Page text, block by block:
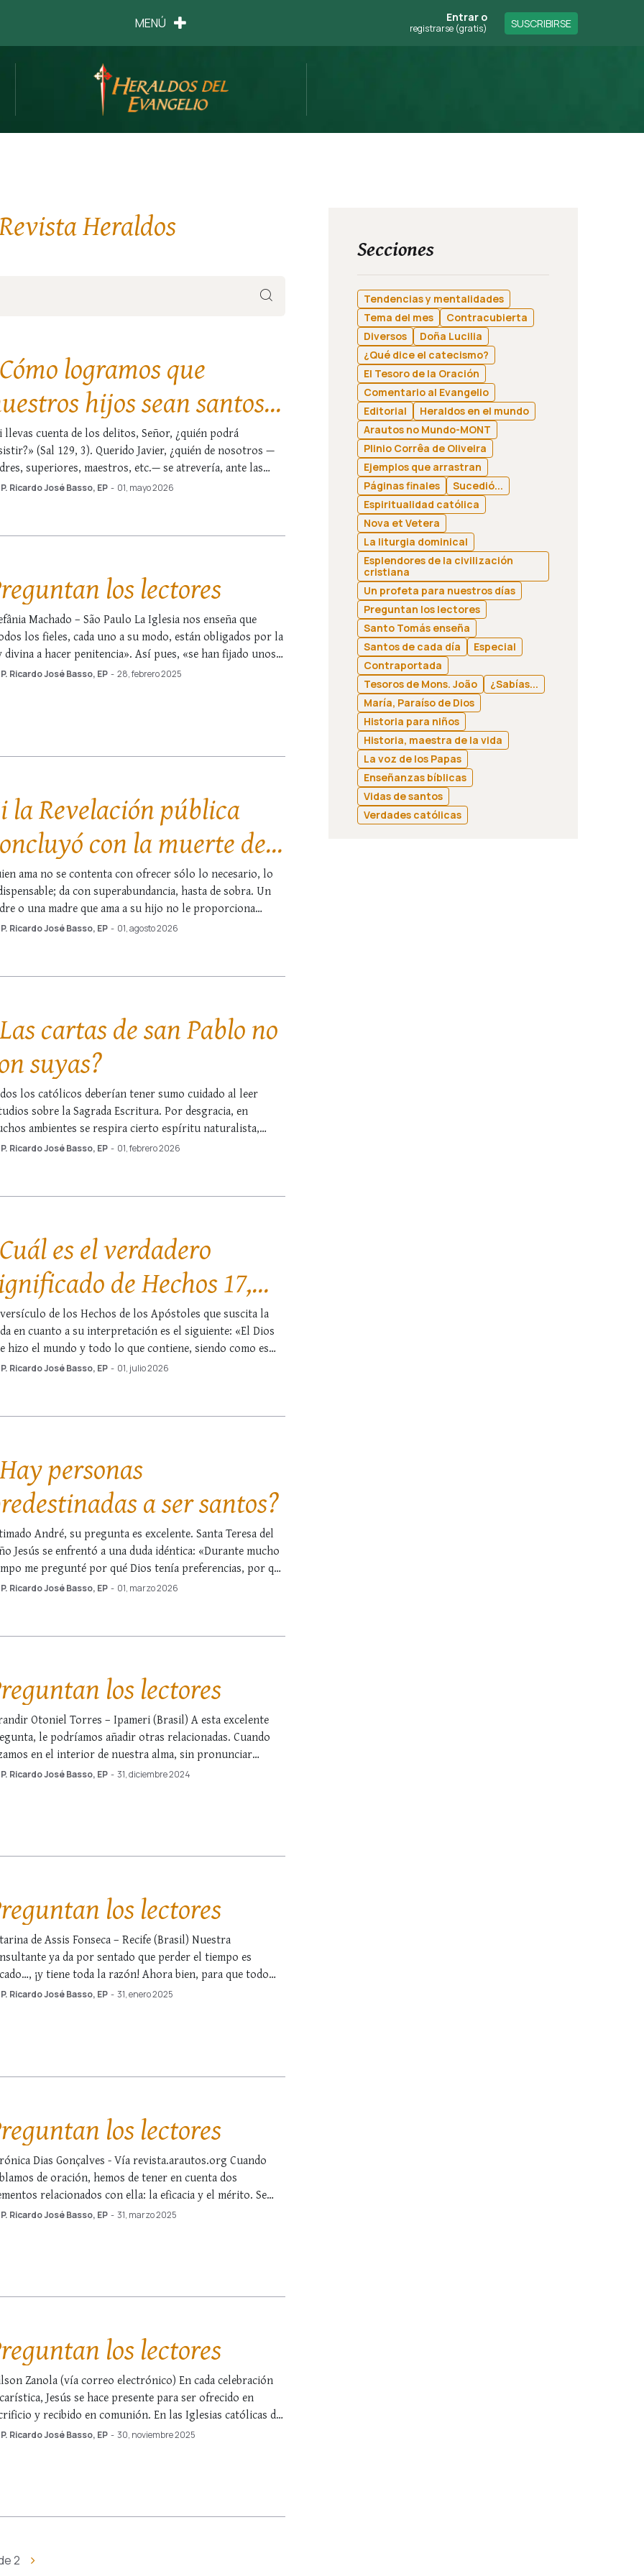
MENÚ Entrar o
registrarse (gratis) SUSCRIBIRSE
Heraldos
logramos que
hijos sean santos
nosotros no lo somos?
llevas cuenta de los delitos, Señor, ¿quién podrá
(Sal 129, 3). Querido Javier, ¿quién de nosotros —
superiores, maestros, etc.— se atrevería, ante las
de las que somos responsables, a presumir de
P. Ricardo José Basso, EP - 01, mayo 2026
los lectores
Machado – São Paulo La Iglesia nos enseña que
los fieles, cada uno a su modo, están obligados por la
divina a hacer penitencia». Así pues, «se han fijado unos
penitenciales, en los que se dediquen los fieles de manera
P. Ricardo José Basso, EP - 28, febrero 2025
la Revelación pública
con la muerte del
apóstol…
ama no se contenta con ofrecer sólo lo necesario, lo
da con superabundancia, hasta de sobra. Un
o una madre que ama a su hijo no le proporciona
los alimentos indispensables para subsistir, sino
P. Ricardo José Basso, EP - 01, agosto 2026
cartas de san Pablo no
suyas?
los católicos deberían tener sumo cuidado al leer
sobre la Sagrada Escritura. Por desgracia, en
ambientes se respira cierto espíritu naturalista,
y racionalista que confunde las mentes. Contra
P. Ricardo José Basso, EP - 01, febrero 2026
es el verdadero
de Hechos 17,
de los Hechos de los Apóstoles que suscita la
en cuanto a su interpretación es el siguiente: «El Dios
hizo el mundo y todo lo que contiene, siendo como es
de cielo y tierra, no habita en templos construidos por
P. Ricardo José Basso, EP - 01, julio 2026
personas
a ser santos?
André, su pregunta es excelente. Santa Teresa del
Jesús se enfrentó a una duda idéntica: «Durante mucho
me pregunté por qué Dios tenía preferencias, por qué
las almas recibían el mismo grado de gracias».1
P. Ricardo José Basso, EP - 01, marzo 2026
los lectores
Otoniel Torres – Ipameri (Brasil) A esta excelente
le podríamos añadir otras relacionadas. Cuando
en el interior de nuestra alma, sin pronunciar
alguna, ¿los ángeles y los santos realmente tienen
P. Ricardo José Basso, EP - 31, diciembre 2024
los lectores
de Assis Fonseca – Recife (Brasil) Nuestra
ya da por sentado que perder el tiempo es
¡y tiene toda la razón! Ahora bien, para que todo
muy claro, la primera pregunta sería: ¿qué es perder el
P. Ricardo José Basso, EP - 31, enero 2025
los lectores
Dias Gonçalves - Vía revista.arautos.org Cuando
de oración, hemos de tener en cuenta dos
relacionados con ella: la eficacia y el mérito. Se
que la oración es eficaz cuando la súplica es
P. Ricardo José Basso, EP - 31, marzo 2025
los lectores
Zanola (vía correo electrónico) En cada celebración
Jesús se hace presente para ser ofrecido en
y recibido en comunión. En las Iglesias católicas de
oriental —melquita, maronita y ucraniano, entre otros—
P. Ricardo José Basso, EP - 30, noviembre 2025
2
Secciones
Tendencias y mentalidades
Tema del mes
Contracubierta
Diversos
Doña Lucilia
¿Qué dice el catecismo?
El Tesoro de la Oración
Comentario al Evangelio
Editorial
Heraldos en el mundo
Arautos no Mundo-MONT
Plinio Corrêa de Oliveira
Ejemplos que arrastran
Páginas finales
Sucedió...
Espiritualidad católica
Nova et Vetera
La liturgia dominical
Esplendores de la civilización
cristiana
Un profeta para nuestros días
Preguntan los lectores
Santo Tomás enseña
Santos de cada día
Especial
Contraportada
Tesoros de Mons. João
¿Sabías...
María, Paraíso de Dios
Historia para niños
Historia, maestra de la vida
La voz de los Papas
Enseñanzas bíblicas
Vidas de santos
Verdades católicas